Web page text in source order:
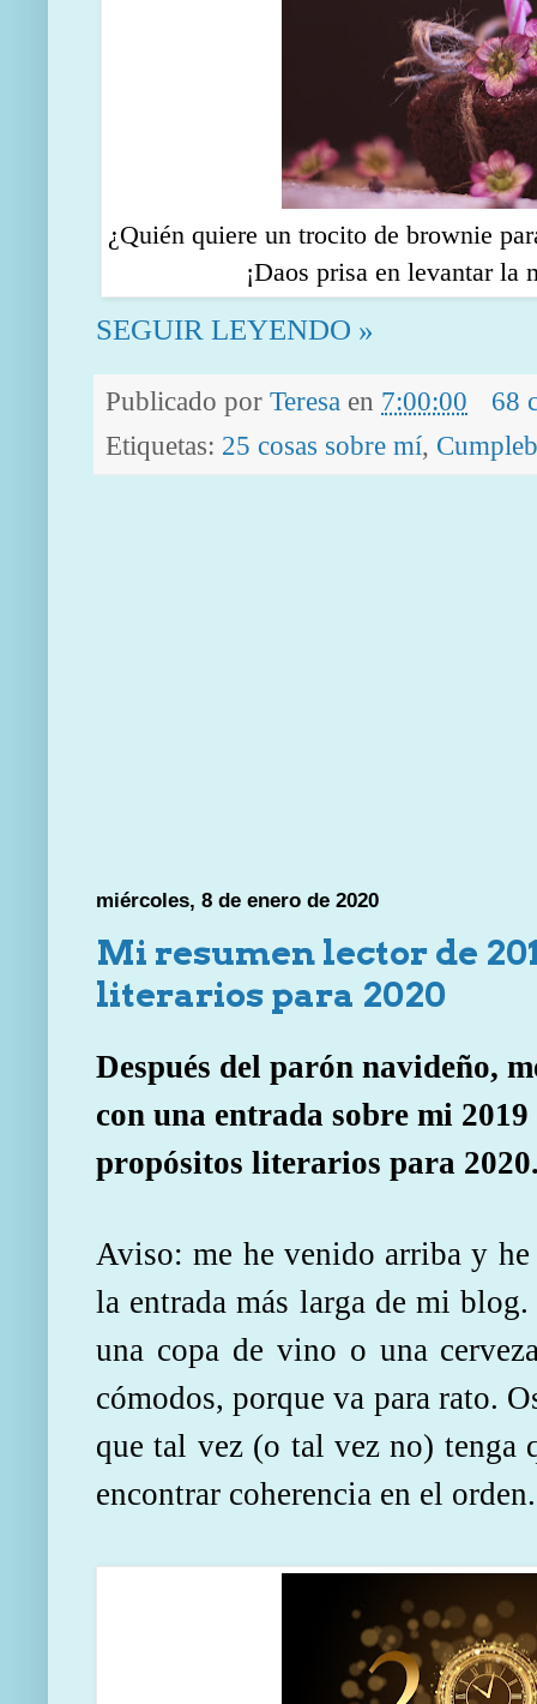
¿Quién quiere un trocito de brownie
¡Daos prisa en levantar la
SEGUIR LEYENDO »
Publicado por Teresa en 7:00:00
68
Etiquetas: 25 cosas sobre mí,
miércoles, 8 de enero de 2020
Mi resumen lector de
literarios para 2020
Después del parón navideño,
con una entrada sobre mi
propósitos literarios para
Aviso: me he venido arriba y
la entrada más larga de mi
una copa de vino o una
cómodos, porque va para rato.
que tal vez (o tal vez no) tenga
encontrar coherencia en el orden.